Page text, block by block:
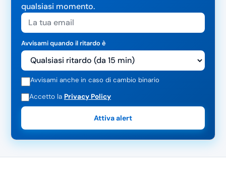
qualsiasi momento.
Avvisami quando il ritardo è
Avvisami anche in caso di cambio binario
Accetto la Privacy Policy
Attiva alert